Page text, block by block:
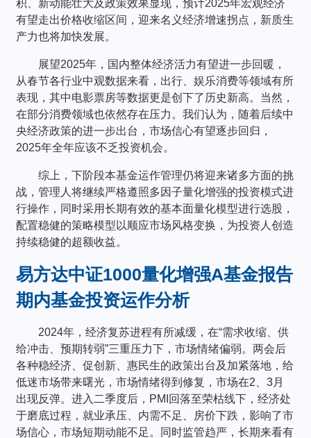
客服中心
English
积、新动能壮大及政策效果显现，预计2025年宏观经济
有望走出价格收缩区间，迎来名义经济增速拐点，新质生
产力也将加快发展。
展望2025年，国内整体经济活力有望进一步回暖，
从春节各行业中观数据来看，出行、娱乐消费等领域有所
表现，其中电影票房等数据更是创下了历史新高。当然，
在部分消费领域也依然存在压力。我们认为，随着后续中
央经济政策的进一步出台，市场信心有望逐步回归，
2025年全年应该不乏投资机会。
综上，下阶段本基金运作管理仍将迎来诸多方面的挑
战，管理人将继续严格遵照多因子量化增强的投资模式进
行操作，同时采用长期有效的基本面量化模型进行选股，
配置稳健的策略模型以顺应市场风格变换，为投资人创造
持续稳健的超额收益。
易方达中证1000量化增强A基金报告
期内基金投资运作分析
2024年，经济复苏进程有所减缓，在“需求收缩、供
给冲击、预期转弱”三重压力下，市场情绪偏弱。两会后
各种稳经济、促创新、惠民生的政策出台及加紧落地，给
低迷市场带来曙光，市场情绪得到修复，市场在2、3月
出现反弹。进入二季度后，PMI回落至荣枯线下，经济处
于磨底过程，就业承压、内需不足、房价下跌，影响了市
场信心，市场短期动能不足。同时监管趋严，长期来看有